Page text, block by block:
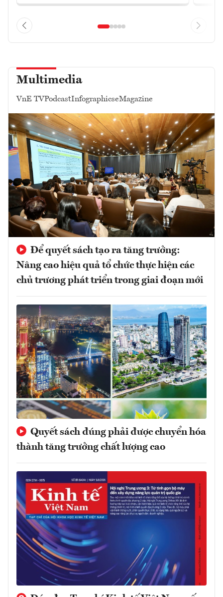
Multimedia
VnE TVPodcastInfographicseMagazine
Để quyết sách tạo ra tăng trưởng:
Nâng cao hiệu quả tổ chức thực hiện các
chủ trương phát triển trong giai đoạn mới
Quyết sách đúng phải được chuyển hóa
thành tăng trưởng chất lượng cao